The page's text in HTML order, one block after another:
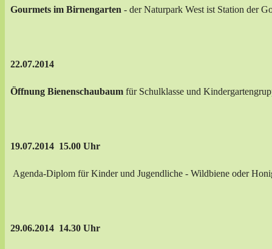
Gourmets im Birnengarten - der Naturpark West ist Station der
22.07.2014
Öffnung Bienenschaubaum für Schulklasse und
19.07.2014 15.00 Uhr
Agenda-Diplom für Kinder und Jugendliche - Wildbiene oder
29.06.2014 14.30 Uhr